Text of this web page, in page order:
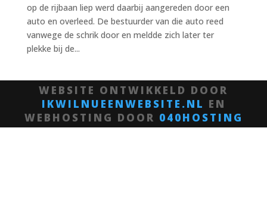
op de rijbaan liep werd daarbij aangereden door een
auto en overleed. De bestuurder van die auto reed
vanwege de schrik door en meldde zich later ter
plekke bij de...
WEBSITE ONTWIKKELD DOOR
IKWILNUEENWEBSITE.NL EN
WEBHOSTING DOOR 040HOSTING